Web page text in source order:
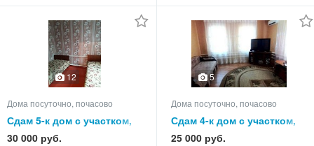
12
Дома посуточно, почасово
Сдам 5-к дом с участком,
75.0 кв.м, этажей 1
30 000 руб.
5
Дома посуточно, почасово
Сдам 4-к дом с участком,
75.0 кв.м, этажей 1
25 000 руб.